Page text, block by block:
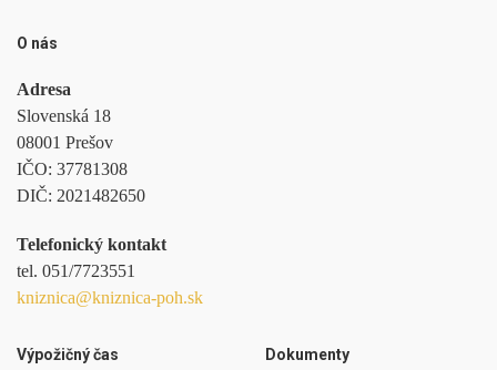
O nás
Adresa
Slovenská 18
08001 Prešov
IČO: 37781308
DIČ: 2021482650
Telefonický kontakt
tel. 051/7723551
kniznica@kniznica-poh.sk
Výpožičný čas Dokumenty